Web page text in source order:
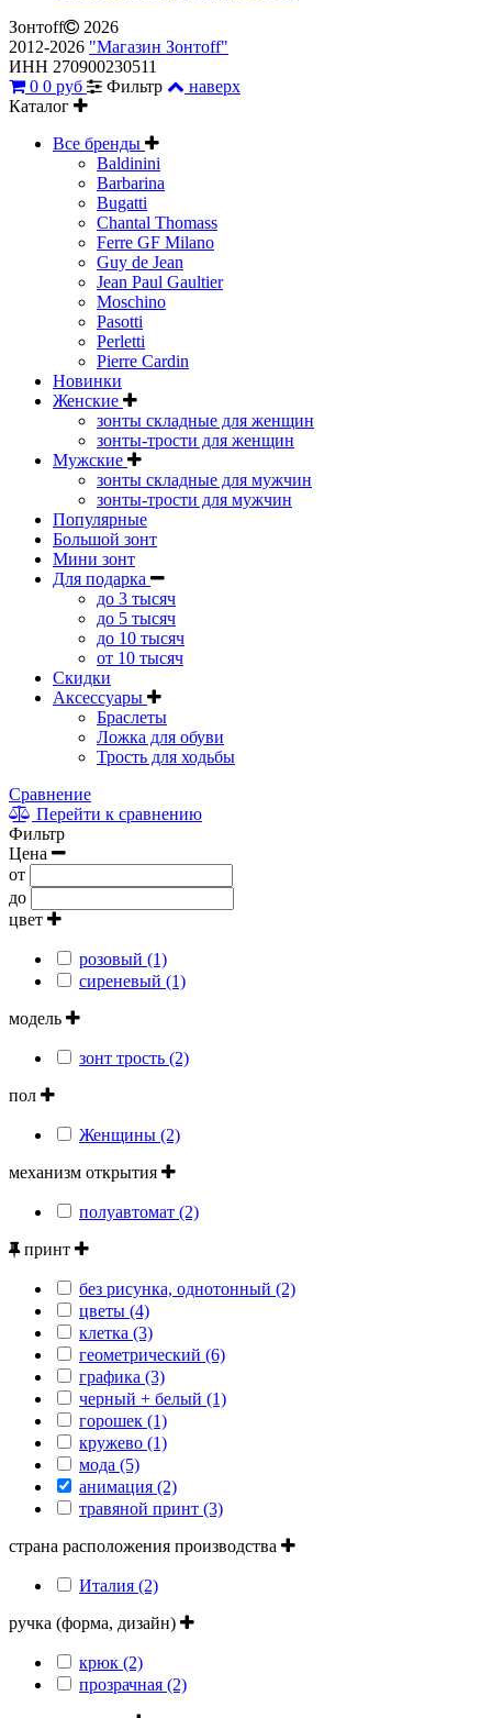
Зонтoff
2026
2012-2026 "Магазин Зонтoff"
ИНН 270900230511
0 0 руб Фильтр
наверх
Каталог
Все бренды
Baldinini
Barbarina
Bugatti
Chantal Thomass
Ferre GF Milano
Guy de Jean
Jean Paul Gaultier
Moschino
Pasotti
Perletti
Pierre Cardin
Новинки
Женские
зонты складные для женщин
зонты-трости для женщин
Мужские
зонты складные для мужчин
зонты-трости для мужчин
Популярные
Большой зонт
Мини зонт
Для подарка
до 3 тысяч
до 5 тысяч
до 10 тысяч
от 10 тысяч
Скидки
Аксессуары
Браслеты
Ложка для обуви
Трость для ходьбы
Сравнение
Перейти к сравнению
Фильтр
Цена
от
до
цвет
розовый (1)
сиреневый (1)
модель
зонт трость (2)
пол
Женщины (2)
механизм открытия
полуавтомат (2)
принт
без рисунка, однотонный (2)
цветы (4)
клетка (3)
геометрический (6)
графика (3)
черный + белый (1)
горошек (1)
кружево (1)
мода (5)
анимация (2)
травяной принт (3)
страна расположения производства
Италия (2)
ручка (форма, дизайн)
крюк (2)
прозрачная (2)